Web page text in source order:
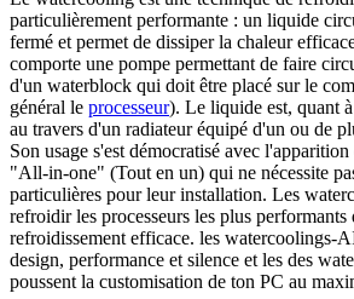
particulièrement performante : un liquide
fermé et permet de dissiper la chaleur
comporte une pompe permettant de faire
d'un waterblock qui doit être placé sur le
général le processeur). Le liquide est, quant
au travers d'un radiateur équipé d'un ou de
Son usage s'est démocratisé avec
"All-in-one" (Tout en un) qui ne nécessite
particulières pour leur installation. Les
refroidir les processeurs les plus performants
refroidissement efficace. les watercoolings-
design, performance et silence et les des
poussent la customisation de ton PC au